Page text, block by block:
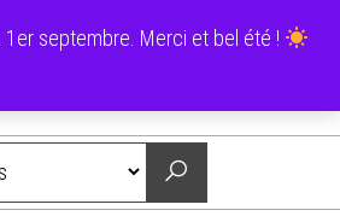
1er septembre. Merci et bel été !
0,00 €